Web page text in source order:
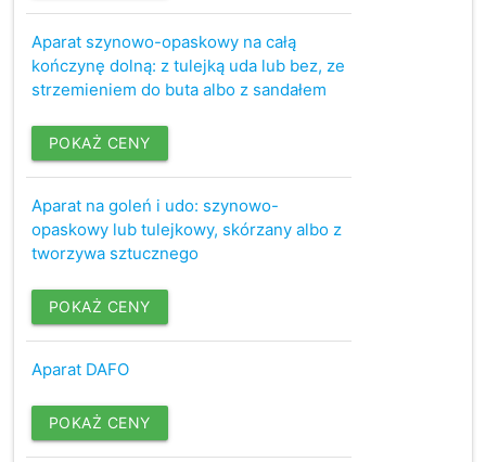
Aparat szynowo-opaskowy na całą
kończynę dolną: z tulejką uda lub bez, ze
strzemieniem do buta albo z sandałem
POKAŻ CENY
Aparat na goleń i udo: szynowo-
opaskowy lub tulejkowy, skórzany albo z
tworzywa sztucznego
POKAŻ CENY
Aparat DAFO
POKAŻ CENY